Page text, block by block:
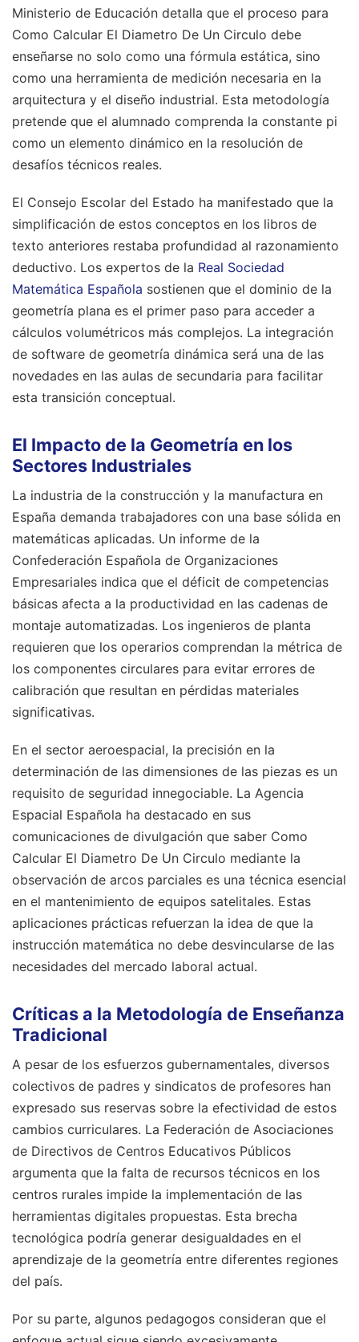
Ministerio de Educación detalla que el proceso para
Como Calcular El Diametro De Un Circulo debe
enseñarse no solo como una fórmula estática, sino
como una herramienta de medición necesaria en la
arquitectura y el diseño industrial. Esta metodología
pretende que el alumnado comprenda la constante pi
como un elemento dinámico en la resolución de
desafíos técnicos reales.
El Consejo Escolar del Estado ha manifestado que la
simplificación de estos conceptos en los libros de
texto anteriores restaba profundidad al razonamiento
deductivo. Los expertos de la Real Sociedad
Matemática Española sostienen que el dominio de la
geometría plana es el primer paso para acceder a
cálculos volumétricos más complejos. La integración
de software de geometría dinámica será una de las
novedades en las aulas de secundaria para facilitar
esta transición conceptual.
El Impacto de la Geometría en los
Sectores Industriales
La industria de la construcción y la manufactura en
España demanda trabajadores con una base sólida en
matemáticas aplicadas. Un informe de la
Confederación Española de Organizaciones
Empresariales indica que el déficit de competencias
básicas afecta a la productividad en las cadenas de
montaje automatizadas. Los ingenieros de planta
requieren que los operarios comprendan la métrica de
los componentes circulares para evitar errores de
calibración que resultan en pérdidas materiales
significativas.
En el sector aeroespacial, la precisión en la
determinación de las dimensiones de las piezas es un
requisito de seguridad innegociable. La Agencia
Espacial Española ha destacado en sus
comunicaciones de divulgación que saber Como
Calcular El Diametro De Un Circulo mediante la
observación de arcos parciales es una técnica esencial
en el mantenimiento de equipos satelitales. Estas
aplicaciones prácticas refuerzan la idea de que la
instrucción matemática no debe desvincularse de las
necesidades del mercado laboral actual.
Críticas a la Metodología de Enseñanza
Tradicional
A pesar de los esfuerzos gubernamentales, diversos
colectivos de padres y sindicatos de profesores han
expresado sus reservas sobre la efectividad de estos
cambios curriculares. La Federación de Asociaciones
de Directivos de Centros Educativos Públicos
argumenta que la falta de recursos técnicos en los
centros rurales impide la implementación de las
herramientas digitales propuestas. Esta brecha
tecnológica podría generar desigualdades en el
aprendizaje de la geometría entre diferentes regiones
del país.
Por su parte, algunos pedagogos consideran que el